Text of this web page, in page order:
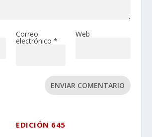
Correo
electrónico *
Web
ENVIAR COMENTARIO
EDICIÓN 645